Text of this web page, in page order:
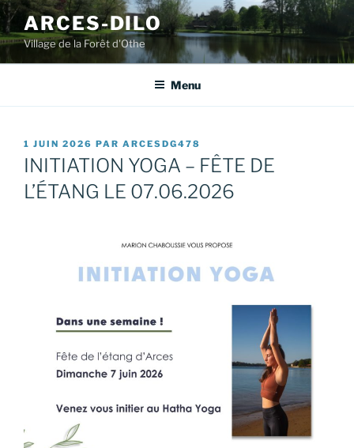
Aller
au
contenu
principal
ARCES-DILO
Village de la Forêt d'Othe
Menu
PUBLIÉ
LE
1 JUIN 2026 PAR ARCESDG478
INITIATION YOGA – FÊTE DE
L’ÉTANG LE 07.06.2026